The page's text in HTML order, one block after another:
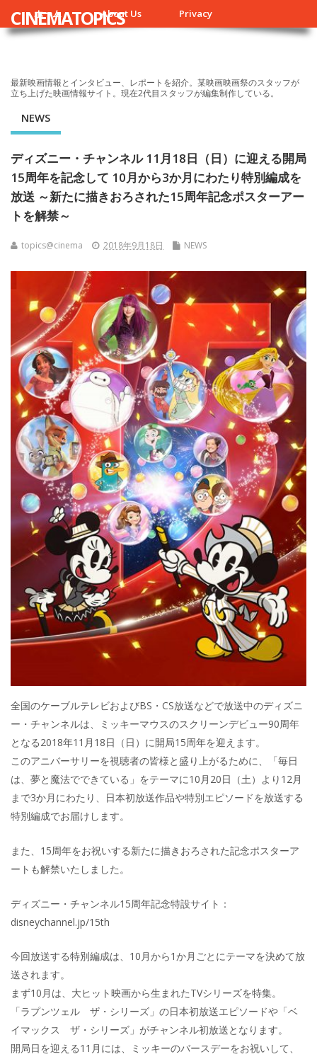
ホーム About Us Privacy
CINEMATOPICS
最新映画情報とインタビュー、レポートを紹介。某映画映画祭のスタッフが
立ち上げた映画情報サイト。現在2代目スタッフが編集制作している。
NEWS
ディズニー・チャンネル 11月18日（日）に迎える開局
15周年を記念して 10月から3か月にわたり特別編成を
放送 ～新たに描きおろされた15周年記念ポスターアー
トを解禁～
topics@cinema 2018年9月18日 NEWS
全国のケーブルテレビおよびBS・CS放送などで放送中のディズニ
ー・チャンネルは、ミッキーマウスのスクリーンデビュー90周年
となる2018年11月18日（日）に開局15周年を迎えます。
このアニバーサリーを視聴者の皆様と盛り上がるために、「毎日
は、夢と魔法でできている」をテーマに10月20日（土）より12月
まで3か月にわたり、日本初放送作品や特別エピソードを放送する
特別編成でお届けします。
また、15周年をお祝いする新たに描きおろされた記念ポスターア
ートも解禁いたしました。
ディズニー・チャンネル15周年記念特設サイト：
disneychannel.jp/15th
今回放送する特別編成は、10月から1か月ごとにテーマを決めて放
送されます。
まず10月は、大ヒット映画から生まれたTVシリーズを特集。
「ラプンツェル ザ・シリーズ」の日本初放送エピソードや「ベ
イマックス ザ・シリーズ」がチャンネル初放送となります。
開局日を迎える11月には、ミッキーのバースデーをお祝いして、